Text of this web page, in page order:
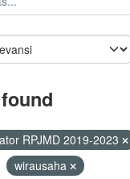
RPJMD 2019-2023
wirausaha